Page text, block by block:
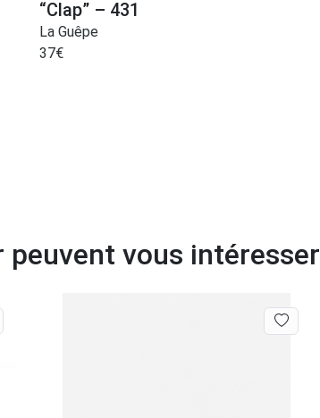
“Clap” – 431
La Guêpe
37€
peuvent vous intéresser